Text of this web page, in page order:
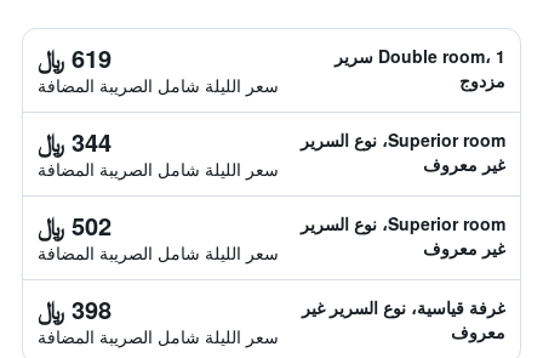
Double room، 1 سرير
مزدوج
619 ﷼
سعر الليلة شامل الصريبة المضافة
Superior room، نوع السرير
غير معروف
344 ﷼
سعر الليلة شامل الصريبة المضافة
Superior room، نوع السرير
غير معروف
502 ﷼
سعر الليلة شامل الصريبة المضافة
غرفة قياسية، نوع السرير غير
معروف
398 ﷼
سعر الليلة شامل الصريبة المضافة